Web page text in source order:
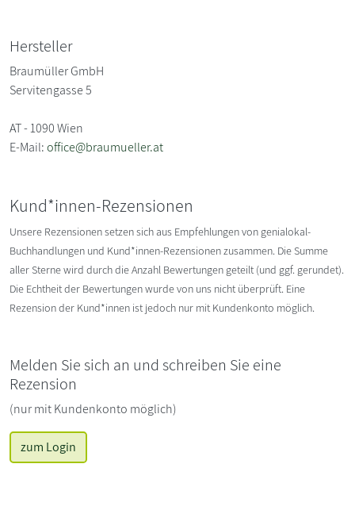
Hersteller
Braumüller GmbH
Servitengasse 5
AT - 1090 Wien
E-Mail:office@braumueller.at
Kund*innen-Rezensionen
Unsere Rezensionen setzen sich aus Empfehlungen von genialokal-
Buchhandlungen und Kund*innen-Rezensionen zusammen. Die Summe
aller Sterne wird durch die Anzahl Bewertungen geteilt (und ggf. gerundet).
Die Echtheit der Bewertungen wurde von uns nicht überprüft. Eine
Rezension der Kund*innen ist jedoch nur mit Kundenkonto möglich.
Melden Sie sich an und schreiben Sie eine
Rezension
(nur mit Kundenkonto möglich)
zum Login